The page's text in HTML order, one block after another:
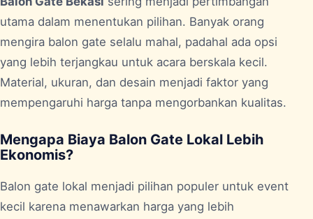
utama dalam menentukan pilihan. Banyak orang
mengira balon gate selalu mahal, padahal ada opsi
yang lebih terjangkau untuk acara berskala kecil.
Material, ukuran, dan desain menjadi faktor yang
mempengaruhi harga tanpa mengorbankan kualitas.
Mengapa Biaya Balon Gate Lokal Lebih
Ekonomis?
Balon gate lokal menjadi pilihan populer untuk event
kecil karena menawarkan harga yang lebih